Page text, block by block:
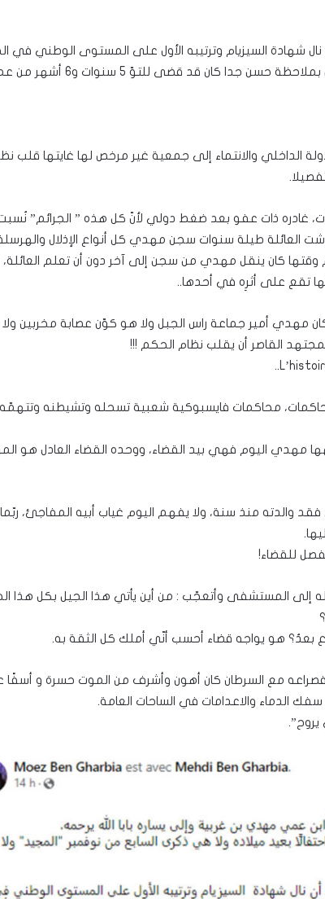
شهادة السيزيام وترتيبه الأول على المستوى الوطني في
والذي احرز على شهادة البكالوريا في تونس بملاحظة حسن جدا كان قد قضى للتوّ
الداخلي والانتماء إلى جمعية غير مرخص لها غايتها قلب
في حقّ مهدي بالسجن 9 سنوات، غادره ذات عفو بعد ضغط دولي لأنّ كل هذه ” الجرائم”
كان مهدي قاصرًا دون سن 18. عاشت العائلة طيلة سنوات سجن مهدي كل أنواع الإذلال
وقتها كان ينقل مهدي من سجن إلى آخر دون أن تعلم العائلة،
تقع على أثرِه في أحدها..
مهدي أمير جماعة راس الجبل ولا هو كوّن عصابة مخربين
القاصر أن يقلب نظام الحكم !!!
محاكمات فايسبوكية شعبية تسحله وتشيطنه
مهدي اليوم فهي بيد القضاء، ووحده القضاء العادل هو
وإبن لم يبلغ بعد الـ5 سنوات، فقد والدته منذ سنة، ولا يفهم اليوم غياب أبيه المفاجئ،
للقضاء!
إلى المستشفى وأتعجّب : من أين يأتي هذا الجيل بكل هذا
بعدُ؟ هو يواجه قضاء أحسب أنّي أملك كل الثقة به.
فصراعه مع السرطان كان أهون وأشرف من الموت حسرة و أسفًا
الدماء والاعدامات في الساحات العامة.